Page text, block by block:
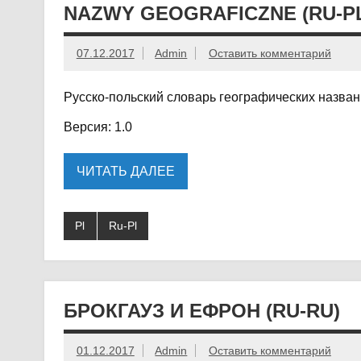
NAZWY GEOGRAFICZNE (RU-
07.12.2017 Admin Оставить комментарий
Русско-польский словарь географических
Версия: 1.0
ЧИТАТЬ ДАЛЕЕ
Pl Ru-Pl
БРОКГАУЗ И ЕФРОН (RU-RU)
01.12.2017 Admin Оставить комментарий